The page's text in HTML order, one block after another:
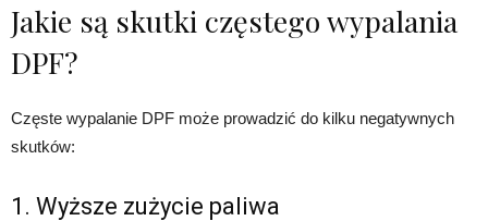
Jakie są skutki częstego wypalania
DPF?
Częste wypalanie DPF może prowadzić do kilku negatywnych
skutków:
1. Wyższe zużycie paliwa